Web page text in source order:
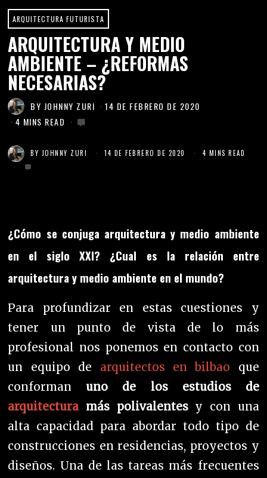
ARQUITECTURA FUTURISTA
ARQUITECTURA Y MEDIO
AMBIENTE – ¿REFORMAS
NECESARIAS?
BY JOHNNY ZURI
14 DE FEBRERO DE 2020
4 MINS READ
BY JOHNNY ZURI 14 DE FEBRERO DE 2020 4 MINS READ
¿Cómo se conjuga arquitectura y medio ambiente
en el siglo XXI? ¿Cual es la relación entre
arquitectura y medio ambiente en el mundo?
Para profundizar en estas cuestiones y
tener un punto de vista de lo más
profesional nos ponemos en contacto con
un equipo de arquitectos en bilbao que
conforman uno de los estudios de
arquitectura más polivalentesy con una
alta capacidad para abordar todo tipo de
construcciones en residencias, proyectos y
diseños. Una de las tareas más frecuentes